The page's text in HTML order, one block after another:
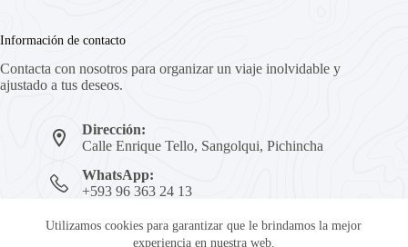
Utilizamos cookies para garantizar que le brindamos la mejor
experiencia en nuestra web.
Información de contacto
Contacta con nosotros para organizar un viaje inolvidable y
ajustado a tus deseos.
Dirección:
Calle Enrique Tello, Sangolqui, Pichincha
WhatsApp:
+593 96 363 24 13
Mail:
reservas@viajesaftin.com